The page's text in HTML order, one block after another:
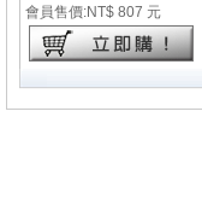
會員售價:NT$ 807 元